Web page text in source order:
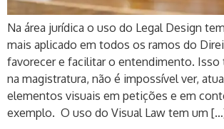
Na área jurídica o uso do Legal Design
mais aplicado em todos os ramos do
favorecer e facilitar o entendimento. Isso
na magistratura, não é impossível ver,
elementos visuais em petições e em
exemplo. O uso do Visual Law tem um